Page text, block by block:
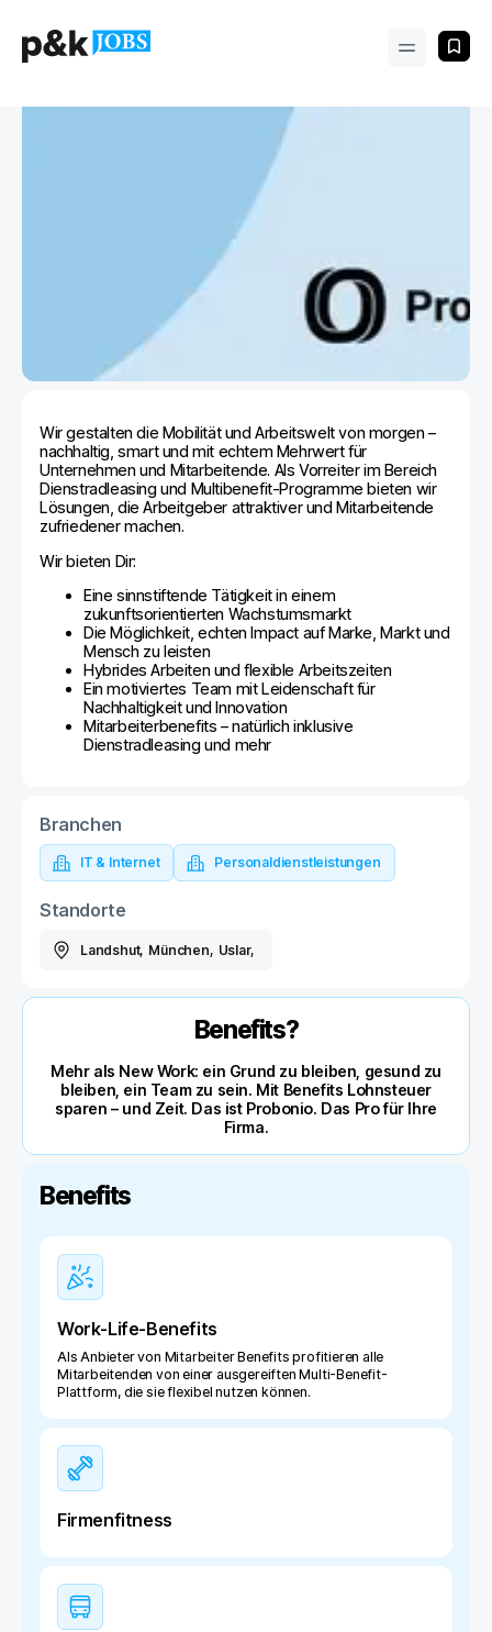
Wir gestalten die Mobilität und Arbeitswelt von morgen –
nachhaltig, smart und mit echtem Mehrwert für
Unternehmen und Mitarbeitende. Als Vorreiter im Bereich
Dienstradleasing und Multibenefit-Programme bieten wir
Lösungen, die Arbeitgeber attraktiver und Mitarbeitende
zufriedener machen.
Wir bieten Dir:
Eine sinnstiftende Tätigkeit in einem
zukunftsorientierten Wachstumsmarkt
Die Möglichkeit, echten Impact auf Marke, Markt und
Mensch zu leisten
Hybrides Arbeiten und flexible Arbeitszeiten
Ein motiviertes Team mit Leidenschaft für
Nachhaltigkeit und Innovation
Mitarbeiterbenefits – natürlich inklusive
Dienstradleasing und mehr
Branchen
IT & Internet Personaldienstleistungen
Standorte
Landshut, München, Uslar,
Benefits?
Mehr als New Work: ein Grund zu bleiben, gesund zu
bleiben, ein Team zu sein. Mit Benefits Lohnsteuer
sparen – und Zeit. Das ist Probonio. Das Pro für Ihre
Firma.
Benefits
Work-Life-Benefits
Als Anbieter von Mitarbeiter Benefits profitieren alle
Mitarbeitenden von einer ausgereiften Multi-Benefit-
Plattform, die sie flexibel nutzen können.
Firmenfitness